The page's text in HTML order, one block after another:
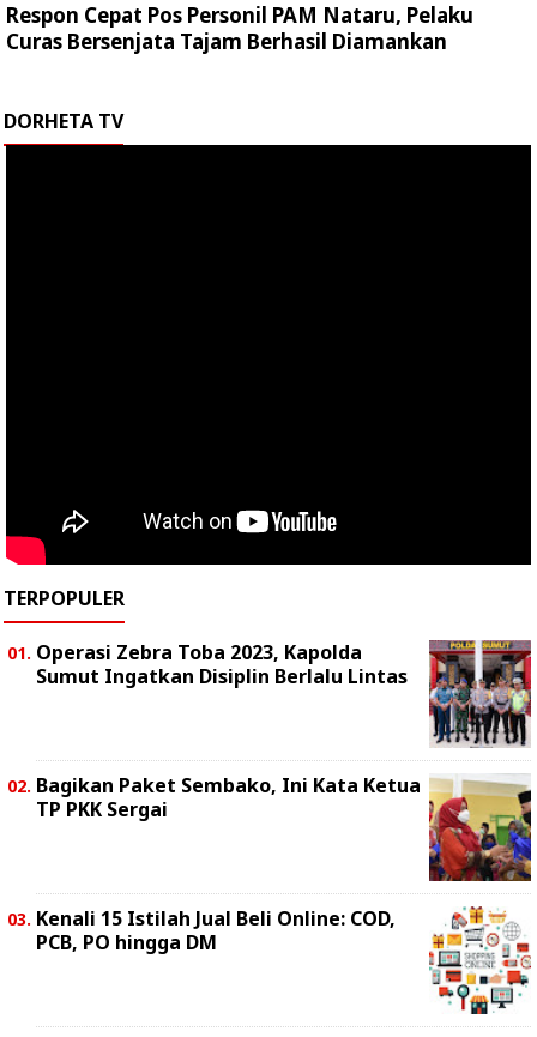
Respon Cepat Pos Personil PAM Nataru, Pelaku
Curas Bersenjata Tajam Berhasil Diamankan
DORHETA TV
TERPOPULER
Operasi Zebra Toba 2023, Kapolda
Sumut Ingatkan Disiplin Berlalu Lintas
Bagikan Paket Sembako, Ini Kata Ketua
TP PKK Sergai
Kenali 15 Istilah Jual Beli Online: COD,
PCB, PO hingga DM